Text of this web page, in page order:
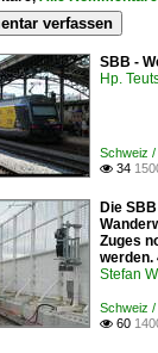
verfassen
SBB -
Hp.
Schweiz
 34
Die
Zuges
werden.
Stefan
Schweiz
 60